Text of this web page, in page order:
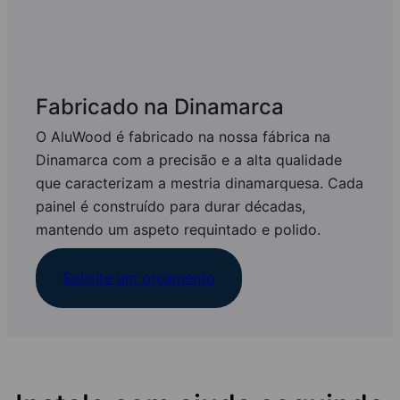
Fabricado na Dinamarca
O AluWood é fabricado na nossa fábrica na
Dinamarca com a precisão e a alta qualidade
que caracterizam a mestria dinamarquesa. Cada
painel é construído para durar décadas,
mantendo um aspeto requintado e polido.
Solicite um orçamento